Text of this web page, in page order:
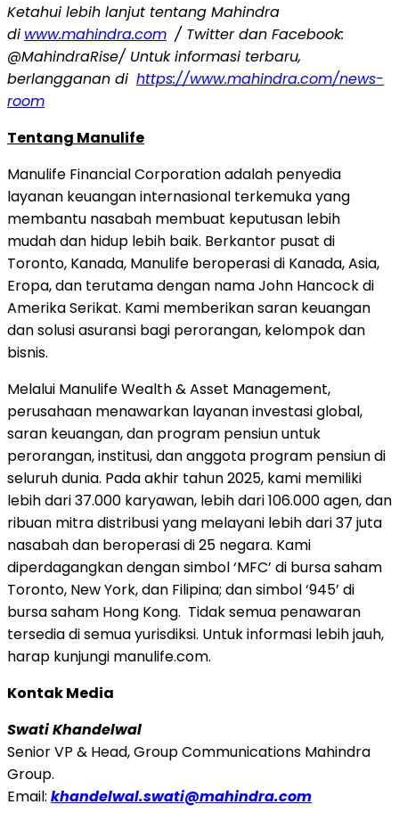
Ketahui lebih lanjut tentang Mahindra
di www.mahindra.com / Twitter dan Facebook:
@MahindraRise/ Untuk informasi terbaru,
berlangganan di https://www.mahindra.com/news-
room
Tentang Manulife
Manulife Financial Corporation adalah penyedia
layanan keuangan internasional terkemuka yang
membantu nasabah membuat keputusan lebih
mudah dan hidup lebih baik. Berkantor pusat di
Toronto, Kanada, Manulife beroperasi di Kanada, Asia,
Eropa, dan terutama dengan nama John Hancock di
Amerika Serikat. Kami memberikan saran keuangan
dan solusi asuransi bagi perorangan, kelompok dan
bisnis.
Melalui Manulife Wealth & Asset Management,
perusahaan menawarkan layanan investasi global,
saran keuangan, dan program pensiun untuk
perorangan, institusi, dan anggota program pensiun di
seluruh dunia. Pada akhir tahun 2025, kami memiliki
lebih dari 37.000 karyawan, lebih dari 106.000 agen, dan
ribuan mitra distribusi yang melayani lebih dari 37 juta
nasabah dan beroperasi di 25 negara. Kami
diperdagangkan dengan simbol ‘MFC’ di bursa saham
Toronto, New York, dan Filipina; dan simbol ‘945’ di
bursa saham Hong Kong. Tidak semua penawaran
tersedia di semua yurisdiksi. Untuk informasi lebih jauh,
harap kunjungi manulife.com.
Kontak Media
Swati Khandelwal
Senior VP & Head, Group Communications Mahindra
Group.
Email: khandelwal.swati@mahindra.com